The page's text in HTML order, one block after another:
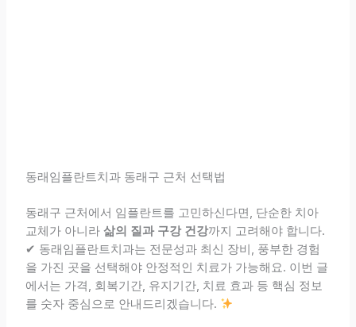
동래임플란트치과 동래구 근처 선택법
동래구 근처에서 임플란트를 고민하신다면, 단순한 치아
교체가 아니라 삶의 질과 구강 건강까지 고려해야 합니다.
✔ 동래임플란트치과는 전문성과 최신 장비, 풍부한 경험
을 가진 곳을 선택해야 안정적인 치료가 가능해요. 이번 글
에서는 가격, 회복기간, 유지기간, 치료 효과 등 핵심 정보
를 숫자 중심으로 안내드리겠습니다.